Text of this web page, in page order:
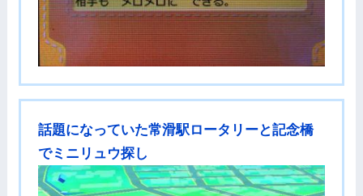
話題になっていた常滑駅ロータリーと記念橋
でミニリュウ探し